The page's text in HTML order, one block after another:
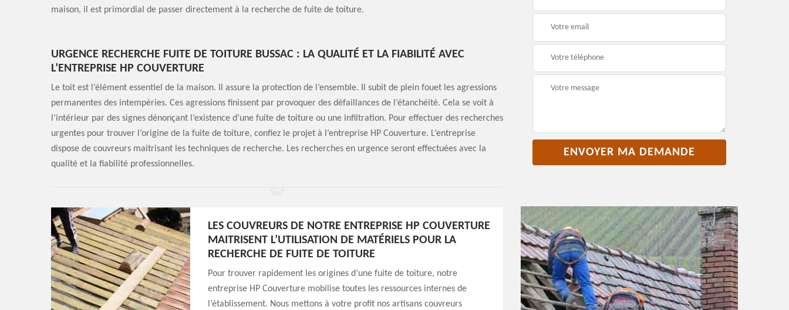
maison, il est primordial de passer directement à la recherche de fuite de toiture.
URGENCE RECHERCHE FUITE DE TOITURE BUSSAC : LA QUALITÉ ET LA FIABILITÉ AVEC
L’ENTREPRISE HP COUVERTURE
Le toit est l’élément essentiel de la maison. Il assure la protection de l’ensemble. Il subit de plein fouet les agressions
permanentes des intempéries. Ces agressions finissent par provoquer des défaillances de l’étanchéité. Cela se voit à
l’intérieur par des signes dénonçant l’existence d’une fuite de toiture ou une infiltration. Pour effectuer des recherches
urgentes pour trouver l’origine de la fuite de toiture, confiez le projet à l’entreprise HP Couverture. L’entreprise
dispose de couvreurs maitrisant les techniques de recherche. Les recherches en urgence seront effectuées avec la
qualité et la fiabilité professionnelles.
LES COUVREURS DE NOTRE ENTREPRISE HP COUVERTURE
MAITRISENT L’UTILISATION DE MATÉRIELS POUR LA
RECHERCHE DE FUITE DE TOITURE
Pour trouver rapidement les origines d’une fuite de toiture, notre
entreprise HP Couverture mobilise toutes les ressources internes de
l’établissement. Nous mettons à votre profit nos artisans couvreurs